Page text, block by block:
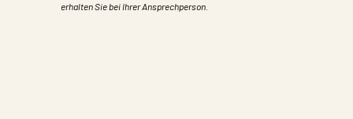
erhalten Sie bei Ihrer Ansprechperson.